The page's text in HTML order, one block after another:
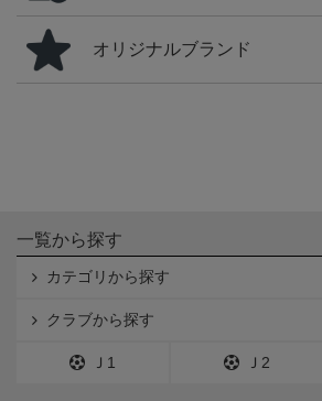
オリジナルブランド
一覧から探す
カテゴリから探す
クラブから探す
Ｊ1 Ｊ2